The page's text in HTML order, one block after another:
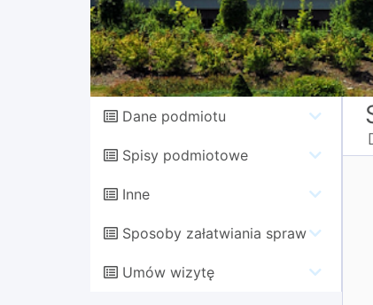
Dane podmiotu
Spisy podmiotowe
Inne
Sposoby załatwiania spraw
Umów wizytę